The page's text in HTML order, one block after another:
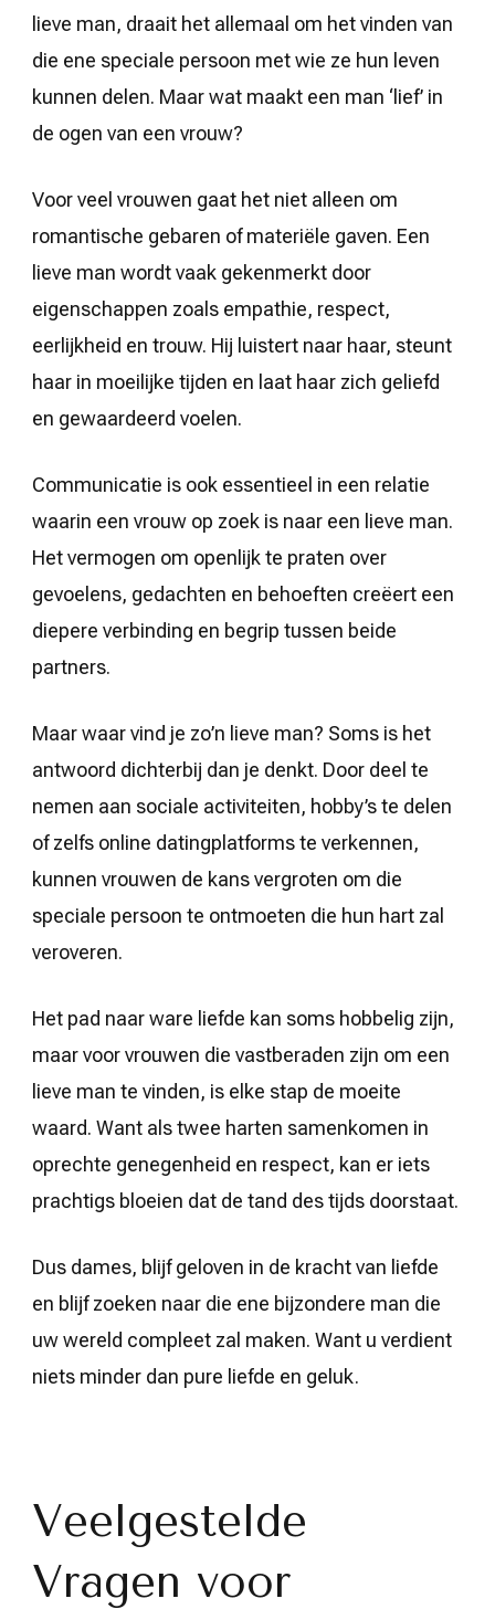
lieve man, draait het allemaal om het vinden van
die ene speciale persoon met wie ze hun leven
kunnen delen. Maar wat maakt een man ‘lief’ in
de ogen van een vrouw?
Voor veel vrouwen gaat het niet alleen om
romantische gebaren of materiële gaven. Een
lieve man wordt vaak gekenmerkt door
eigenschappen zoals empathie, respect,
eerlijkheid en trouw. Hij luistert naar haar, steunt
haar in moeilijke tijden en laat haar zich geliefd
en gewaardeerd voelen.
Communicatie is ook essentieel in een relatie
waarin een vrouw op zoek is naar een lieve man.
Het vermogen om openlijk te praten over
gevoelens, gedachten en behoeften creëert een
diepere verbinding en begrip tussen beide
partners.
Maar waar vind je zo’n lieve man? Soms is het
antwoord dichterbij dan je denkt. Door deel te
nemen aan sociale activiteiten, hobby’s te delen
of zelfs online datingplatforms te verkennen,
kunnen vrouwen de kans vergroten om die
speciale persoon te ontmoeten die hun hart zal
veroveren.
Het pad naar ware liefde kan soms hobbelig zijn,
maar voor vrouwen die vastberaden zijn om een
lieve man te vinden, is elke stap de moeite
waard. Want als twee harten samenkomen in
oprechte genegenheid en respect, kan er iets
prachtigs bloeien dat de tand des tijds doorstaat.
Dus dames, blijf geloven in de kracht van liefde
en blijf zoeken naar die ene bijzondere man die
uw wereld compleet zal maken. Want u verdient
niets minder dan pure liefde en geluk.
Veelgestelde
Vragen voor